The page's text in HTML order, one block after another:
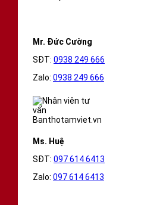
Mr. Đức Cường
SĐT: 0938 249 666
Zalo: 0938 249 666
Ms. Huệ
SĐT: 097 614 6413
Zalo: 097 614 6413